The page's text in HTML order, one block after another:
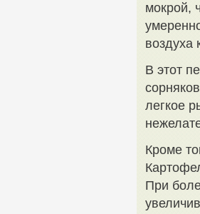
мокрой,
воздуха
В этот
легкое
Кроме
При